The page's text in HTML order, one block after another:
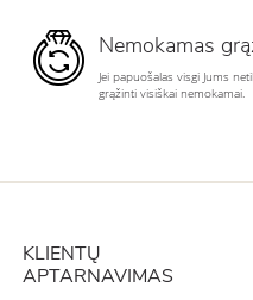
Nemokamas
Jei papuošalas visgi Jums
grąžinti visiškai nemokamai.
KLIENTŲ
APTARNAVIMAS